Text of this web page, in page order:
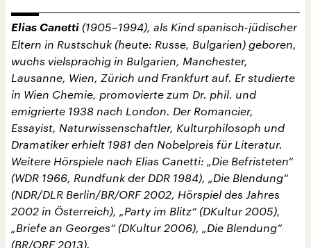
Elias Canetti (1905–1994), als Kind spanisch-jüdischer
Eltern in Rustschuk (heute: Russe, Bulgarien) geboren,
wuchs vielsprachig in Bulgarien, Manchester,
Lausanne, Wien, Zürich und Frankfurt auf. Er studierte
in Wien Chemie, promovierte zum Dr. phil. und
emigrierte 1938 nach London. Der Romancier,
Essayist, Naturwissenschaftler, Kulturphilosoph und
Dramatiker erhielt 1981 den Nobelpreis für Literatur.
Weitere Hörspiele nach Elias Canetti: „Die Befristeten“
(WDR 1966, Rundfunk der DDR 1984), „Die Blendung“
(NDR/DLR Berlin/BR/ORF 2002, Hörspiel des Jahres
2002 in Österreich), „Party im Blitz“ (DKultur 2005),
„Briefe an Georges“ (DKultur 2006), „Die Blendung“
(BR/ORF 2013).